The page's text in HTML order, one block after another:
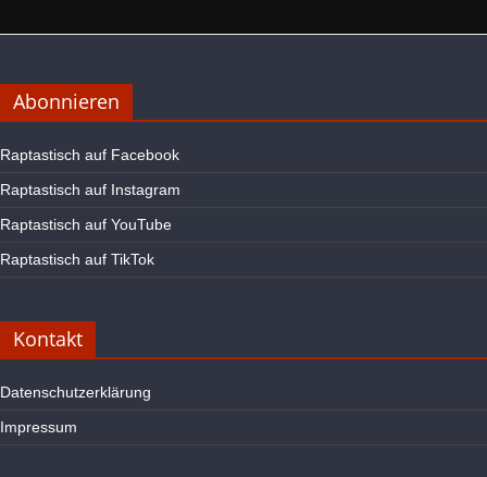
Abonnieren
Raptastisch auf Facebook
Raptastisch auf Instagram
Raptastisch auf YouTube
Raptastisch auf TikTok
Kontakt
Datenschutzerklärung
Impressum